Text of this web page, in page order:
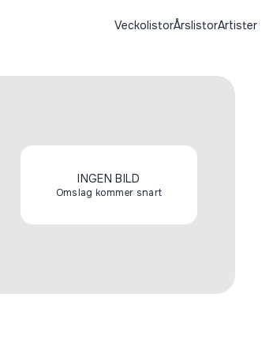
VeckolistorÅrslistorArtister
INGEN BILD
Omslag kommer snart